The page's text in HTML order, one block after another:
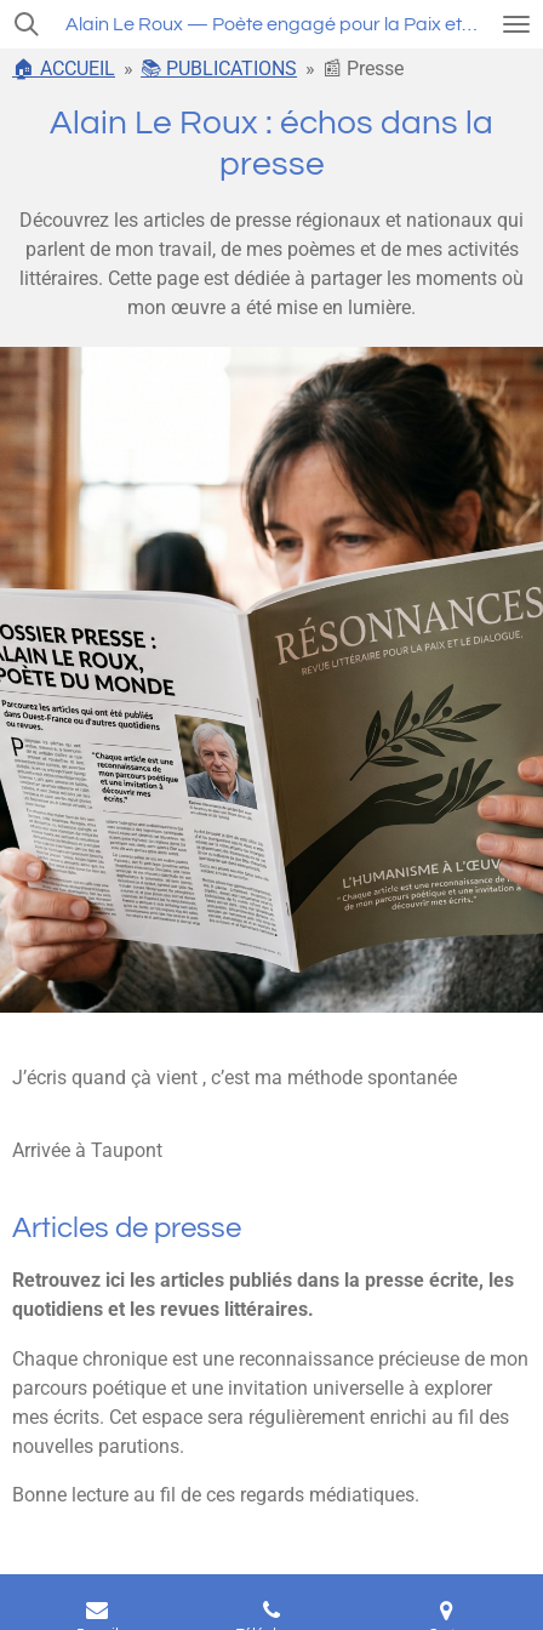
Passer
au
contenu
principal
🏠 ACCUEIL » 📚 PUBLICATIONS » 📰 Presse
Alain Le Roux : échos dans la
presse
Découvrez les articles de presse régionaux et nationaux qui
parlent de mon travail, de mes poèmes et de mes activités
littéraires. Cette page est dédiée à partager les moments où
mon œuvre a été mise en lumière.
J’écris quand çà vient , c’est ma méthode spontanée
Arrivée à Taupont
Articles de presse
Retrouvez ici les articles publiés dans la presse écrite, les
quotidiens et les revues littéraires.
Chaque chronique est une reconnaissance précieuse de mon
parcours poétique et une invitation universelle à explorer
mes écrits. Cet espace sera régulièrement enrichi au fil des
nouvelles parutions.
Bonne lecture au fil de ces regards médiatiques.